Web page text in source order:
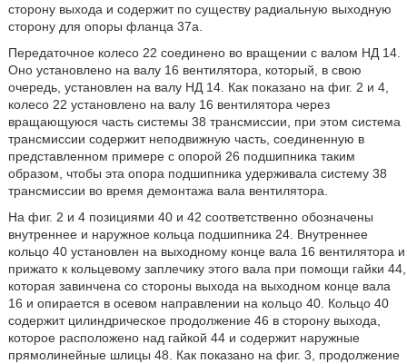
сторону выхода и содержит по существу радиальную выходную
сторону для опоры фланца 37а.
Передаточное колесо 22 соединено во вращении с валом НД 14.
Оно установлено на валу 16 вентилятора, который, в свою
очередь, установлен на валу НД 14. Как показано на фиг. 2 и 4,
колесо 22 установлено на валу 16 вентилятора через
вращающуюся часть системы 38 трансмиссии, при этом система
трансмиссии содержит неподвижную часть, соединенную в
представленном примере с опорой 26 подшипника таким
образом, чтобы эта опора подшипника удерживала систему 38
трансмиссии во время демонтажа вала вентилятора.
На фиг. 2 и 4 позициями 40 и 42 соответственно обозначены
внутреннее и наружное кольца подшипника 24. Внутреннее
кольцо 40 установлен на выходному конце вала 16 вентилятора и
прижато к кольцевому заплечику этого вала при помощи гайки 44,
которая завинчена со стороны выхода на выходном конце вала
16 и опирается в осевом направлении на кольцо 40. Кольцо 40
содержит цилиндрическое продолжение 46 в сторону выхода,
которое расположено над гайкой 44 и содержит наружные
прямолинейные шлицы 48. Как показано на фиг. 3, продолжение